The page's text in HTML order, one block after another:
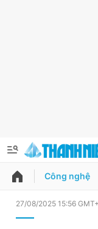
QUẢNG CÁO
Công nghệ
27/08/2025 15:56